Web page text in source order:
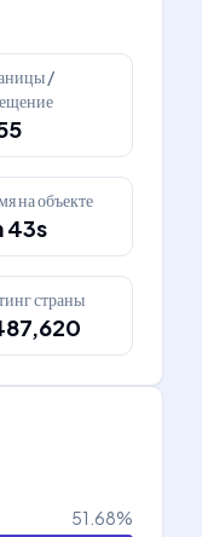
/
на объекте
43s
страны
51.68%